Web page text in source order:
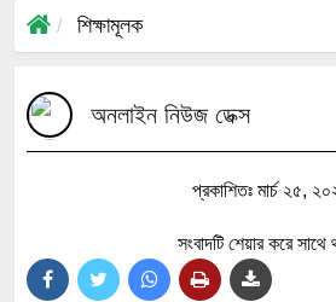
শিক্ষামূলক
অনলাইন নিউজ ডেক্স
প্রকাশিতঃ মার্চ ২৫,
সংবাদটি শেয়ার করে সাথে